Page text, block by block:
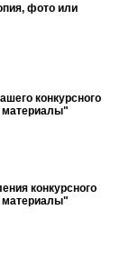
фото или
конкурсного
материалы"
конкурсного
материалы"